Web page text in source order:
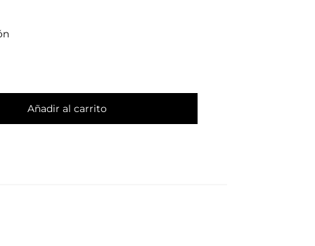
Añadir al carrito